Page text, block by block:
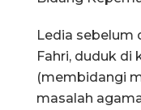
Ledia sebelum
Fahri, duduk di
(membidangi
masalah